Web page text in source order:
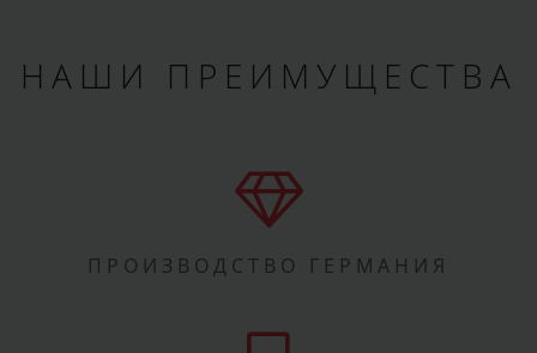
НАШИ ПРЕИМУЩЕСТВА
ПРОИЗВОДСТВО ГЕРМАНИЯ